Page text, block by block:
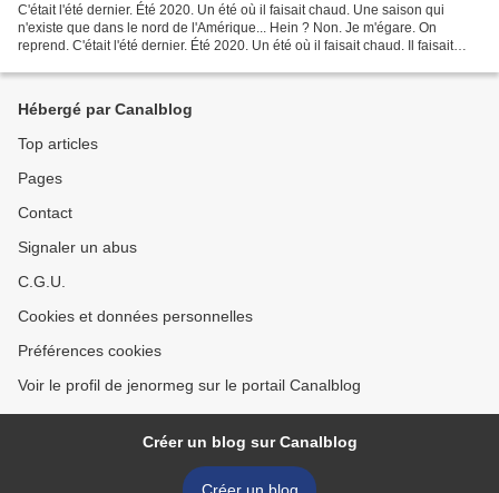
C'était l'été dernier. Été 2020. Un été où il faisait chaud. Une saison qui
n'existe que dans le nord de l'Amérique... Hein ? Non. Je m'égare. On
reprend. C'était l'été dernier. Été 2020. Un été où il faisait chaud. Il faisait
Hébergé par Canalblog
Top articles
Pages
Contact
Signaler un abus
C.G.U.
Cookies et données personnelles
Préférences cookies
Voir le profil de jenormeg sur le portail Canalblog
Créer un blog sur Canalblog